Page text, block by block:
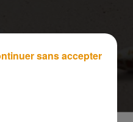
sans accepter